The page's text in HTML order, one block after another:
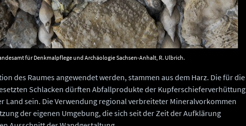
für Denkmalpflege und Archäologie Sachsen-Anhalt, R. Ulbrich.
des Raumes angewendet werden, stammen aus dem Harz. Die für die
Schlacken dürften Abfallprodukte der Kupferschieferverhüttung
Land sein. Die Verwendung regional verbreiteter Mineralvorkommen
der eigenen Umgebung, die sich seit der Zeit der Aufklärung